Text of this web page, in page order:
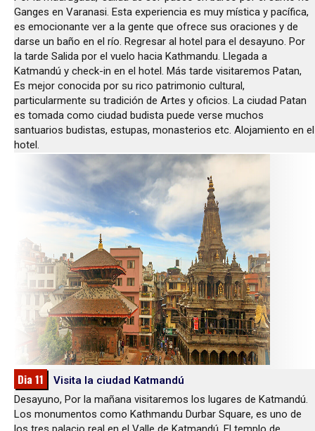
Ganges en Varanasi. Esta experiencia es muy mística y pacífica,
es emocionante ver a la gente que ofrece sus oraciones y de
darse un baño en el río. Regresar al hotel para el desayuno. Por
la tarde Salida por el vuelo hacia Kathmandu. Llegada a
Katmandú y check-in en el hotel. Más tarde visitaremos Patan,
Es mejor conocida por su rico patrimonio cultural,
particularmente su tradición de Artes y oficios. La ciudad Patan
es tomada como ciudad budista puede verse muchos
santuarios budistas, estupas, monasterios etc. Alojamiento en el
hotel.
Dia 11
Visita la ciudad Katmandú
Desayuno, Por la mañana visitaremos los lugares de Katmandú.
Los monumentos como Kathmandu Durbar Square, es uno de